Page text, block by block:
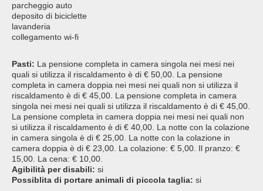
parcheggio auto
deposito di biciclette
lavanderia
collegamento wi-fi
Pasti: La pensione completa in camera singola nei mesi nei
quali si utilizza il riscaldamento è di € 50,00. La pensione
completa in camera doppia nei mesi nei quali non si utilizza il
riscaldamento è di € 45,00. La pensione completa in camera
singola nei mesi nei quali si utilizza il riscaldamento è di € 45,00.
La pensione completa in camera doppia nei mesi nei quali non
si utilizza il riscaldamento è di € 40,00. La notte con la colazione
in camera singola è di € 25,00. La notte con la colazione in
camera doppia è di € 23,00. La colazione: € 5,00. Il pranzo: €
15,00. La cena: € 10,00.
Agibilità per disabili: si
Possiblita di portare animali di piccola taglia: si